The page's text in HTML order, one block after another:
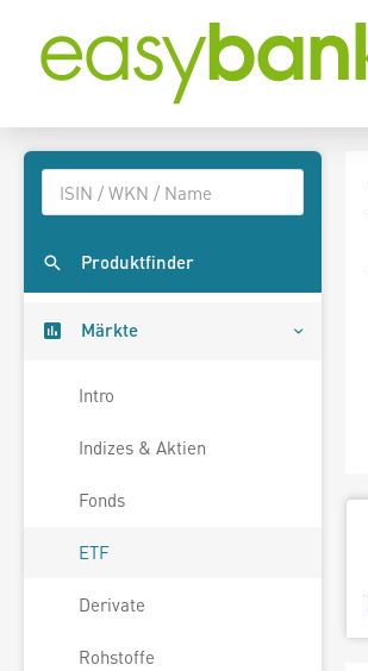
Produktfinder
Märkte
Intro
Indizes & Aktien
Fonds
ETF
Derivate
Rohstoffe